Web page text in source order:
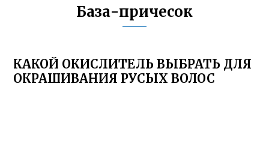
База-причесок
КАКОЙ ОКИСЛИТЕЛЬ ВЫБРАТЬ ДЛЯ
ОКРАШИВАНИЯ РУСЫХ ВОЛОС